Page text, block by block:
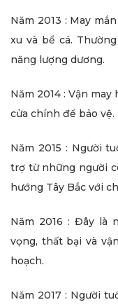
Năm 2013 : May
xu và bể cá.
năng lượng dương.
Năm 2014 : Vận
cửa chính để bảo vệ.
Năm 2015 : Người
trợ từ những người
hướng Tây Bắc với
Năm 2016 : Đây là
vọng, thất bại và
hoạch.
Năm 2017 : Người